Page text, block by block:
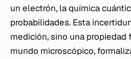
un electrón, la química
probabilidades. Esta
medición, sino una
mundo microscópico,